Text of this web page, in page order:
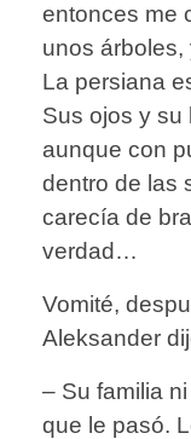
entonces me
unos árboles,
La persiana
Sus ojos y su
aunque con
dentro de las
carecía de
verdad…
Vomité,
Aleksander
– Su familia
que le pasó.